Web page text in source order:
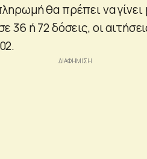
θα πρέπει να γίνει
36 ή 72 δόσεις, οι